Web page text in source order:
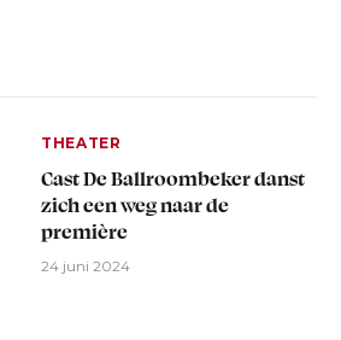
THEATER
Cast De Ballroombeker danst
zich een weg naar de
première
24 juni 2024